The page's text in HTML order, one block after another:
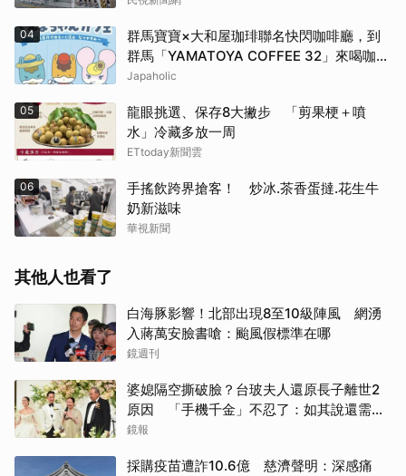
04
群馬寶寶×大和屋珈琲聯名快閃咖啡廳，到
群馬「YAMATOYA COFFEE 32」來喝咖啡
吧
Japaholic
05
龍眼挑選、保存8大撇步 「剪果梗＋噴
水」冷藏多放一周
ETtoday新聞雲
06
手搖飲跨界搶客！ 炒冰.茶香蛋撻.花生牛
奶新滋味
華視新聞
其他人也看了
白海豚影響！北部出現8至10級陣風 網湧
入蔣萬安臉書嗆：颱風假標準在哪
鏡週刊
婆媳隔空撕破臉？台玻夫人還原長子離世2
原因 「手機千金」不忍了：如其說還需要
離開嗎？
鏡報
採購疫苗遭詐10.6億 慈濟聲明：深感痛
取消